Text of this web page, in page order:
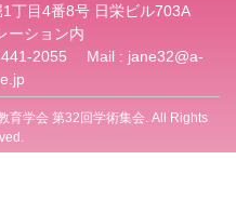
丁目4番8号 日栄ビル703A
ーション内
2055 Mail : jane32@a-
育学会 第32回学術集会. All Rights